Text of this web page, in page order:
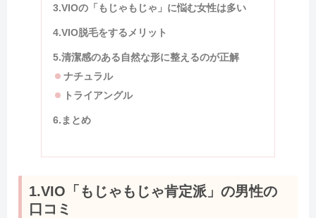
3.VIOの「もじゃもじゃ」に悩む女性は多い
4.VIO脱毛をするメリット
5.清潔感のある自然な形に整えるのが正解
ナチュラル
トライアングル
6.まとめ
1.VIO「もじゃもじゃ肯定派」の男性の
口コミ